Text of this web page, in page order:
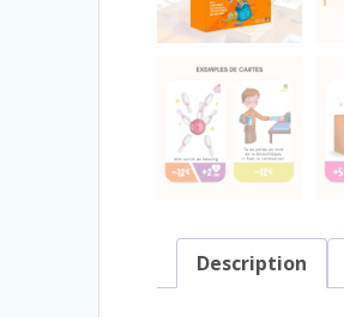
Description